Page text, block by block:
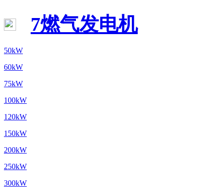
7燃气发电机
50kW
60kW
75kW
100kW
120kW
150kW
200kW
250kW
300kW